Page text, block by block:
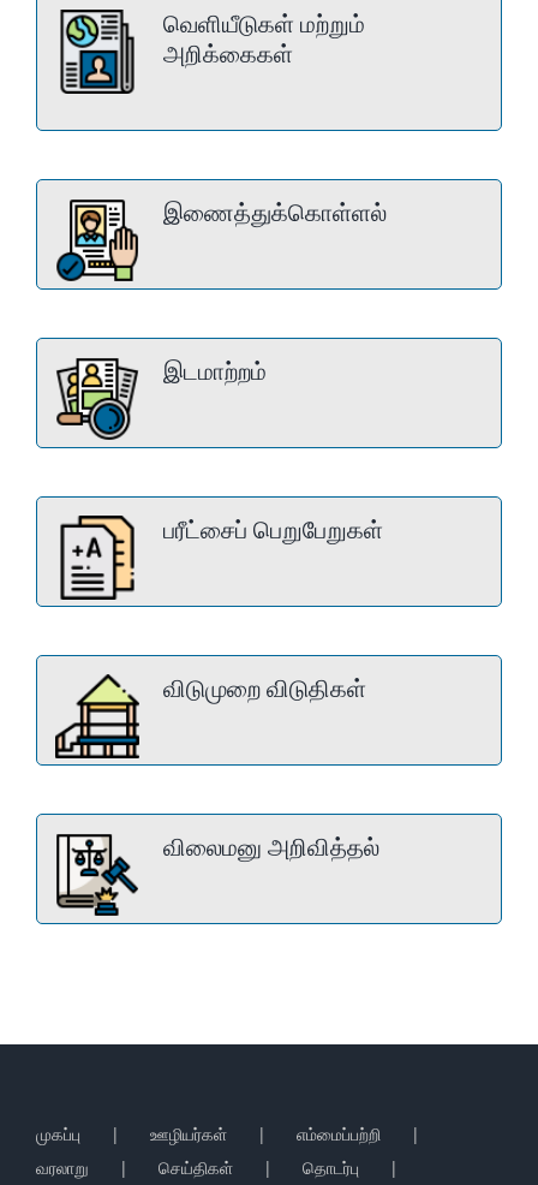
வெளியீடுகள் மற்றும்
அறிக்கைகள்
இணைத்துக்கொள்ளல்
இடமாற்றம்
பரீட்சைப் பெறுபேறுகள்
விடுமுறை விடுதிகள்
விலைமனு அறிவித்தல்
முகப்பு ஊழியர்கள்
எம்மைப்பற்றி
வரலாறு
செய்திகள்
தொடர்பு